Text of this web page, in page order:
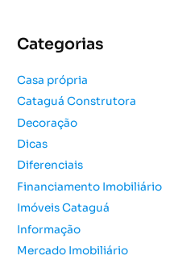
i
a
r
p
o
r
:
Categorias
Casa própria
Cataguá Construtora
Decoração
Dicas
Diferenciais
Financiamento Imobiliário
Imóveis Cataguá
Informação
Mercado Imobiliário